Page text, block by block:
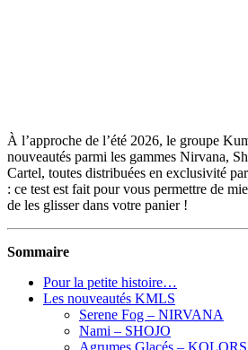
À l’approche de l’été 2026, le groupe
nouveautés parmi les gammes Nirvana,
Cartel, toutes distribuées en exclusivité
: ce test est fait pour vous permettre de
de les glisser dans votre panier !
Sommaire
Pour la petite histoire…
Les nouveautés KMLS
Serene Fog – NIRVANA
Nami – SHOJO
Agrumes Glacés – KOLORS